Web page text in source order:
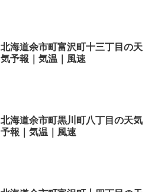
北海道余市町富沢町十三丁目の天
気予報｜気温｜風速
北海道余市町黒川町八丁目の天気
予報｜気温｜風速